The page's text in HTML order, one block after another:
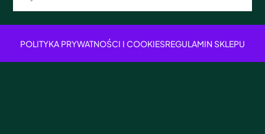
POLITYKA PRYWATNOŚCI I COOKIESREGULAMIN SKLEPU